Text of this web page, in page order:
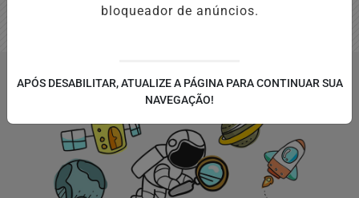
bloqueador de anúncios.
APÓS DESABILITAR, ATUALIZE A PÁGINA PARA CONTINUAR SUA
NAVEGAÇÃO!